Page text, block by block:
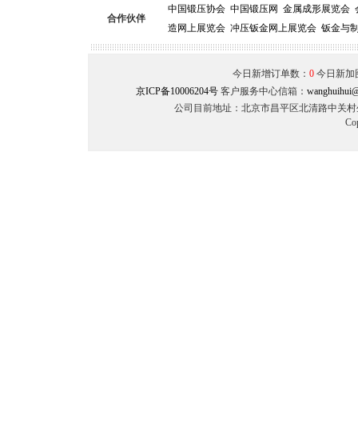
合作伙伴
中国锻压协会 中国锻压网 金属成形展览会
造网上展览会 冲压钣金网上展览会 钣金与
今日新增订单数： 0今日新加
京ICP备10006204号 客户服务中心信箱：
公司目前地址：北京市昌平区北清路中关